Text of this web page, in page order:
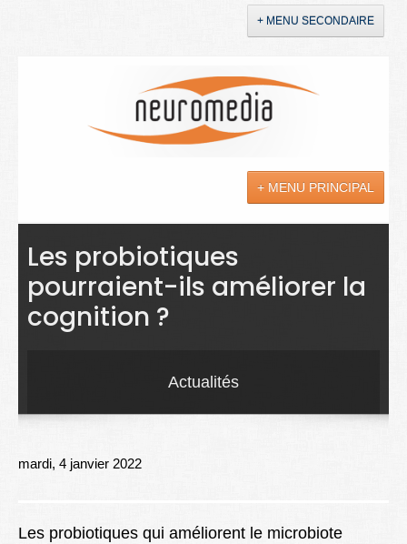
+ MENU SECONDAIRE
+ MENU PRINCIPAL
Actualités
Sciences
Maladies
Better Health
Les probiotiques
pourraient-ils améliorer la
cognition ?
Actualités
mardi, 4 janvier 2022
Les probiotiques qui améliorent le microbiote